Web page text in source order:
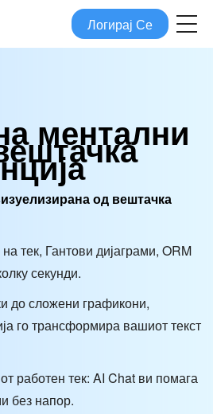
Логирај Се
ментални
од вештачка
тек, Гантови дијаграми, ORM
секунди.
до сложени графикони,
го трансформира вашиот текст
работен тек: AI Chat ви помага
без напор.